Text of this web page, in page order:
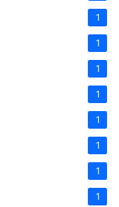
1
1
1
1
1
1
1
1